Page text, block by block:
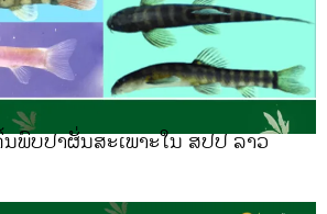
ພົບປາຜັ່ນສະເພາະໃນ ສປປ ລາວ